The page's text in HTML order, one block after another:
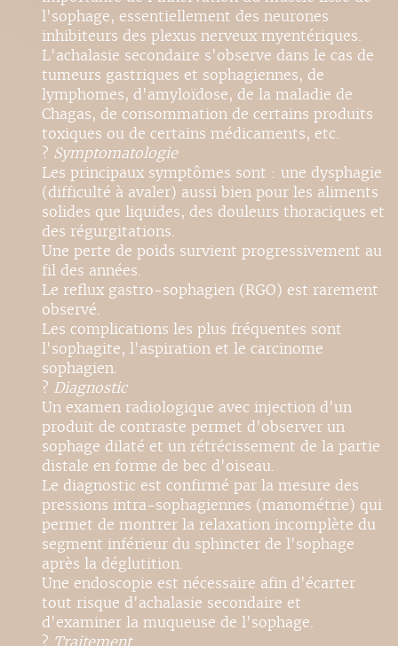
l'sophage, essentiellement des neurones
inhibiteurs des plexus nerveux myentériques.
L'achalasie secondaire s'observe dans le cas de
tumeurs gastriques et sophagiennes, de
lymphomes, d'amyloïdose, de la maladie de
Chagas, de consommation de certains produits
toxiques ou de certains médicaments, etc.
? Symptomatologie
Les principaux symptômes sont : une dysphagie
(difficulté à avaler) aussi bien pour les aliments
solides que liquides, des douleurs thoraciques et
des régurgitations.
Une perte de poids survient progressivement au
fil des années.
Le reflux gastro-sophagien (RGO) est rarement
observé.
Les complications les plus fréquentes sont
l'sophagite, l'aspiration et le carcinome
sophagien.
? Diagnostic
Un examen radiologique avec injection d'un
produit de contraste permet d'observer un
sophage dilaté et un rétrécissement de la partie
distale en forme de bec d'oiseau.
Le diagnostic est confirmé par la mesure des
pressions intra-sophagiennes (manométrie) qui
permet de montrer la relaxation incomplète du
segment inférieur du sphincter de l'sophage
après la déglutition.
Une endoscopie est nécessaire afin d'écarter
tout risque d'achalasie secondaire et
d'examiner la muqueuse de l'sophage.
? Traitement